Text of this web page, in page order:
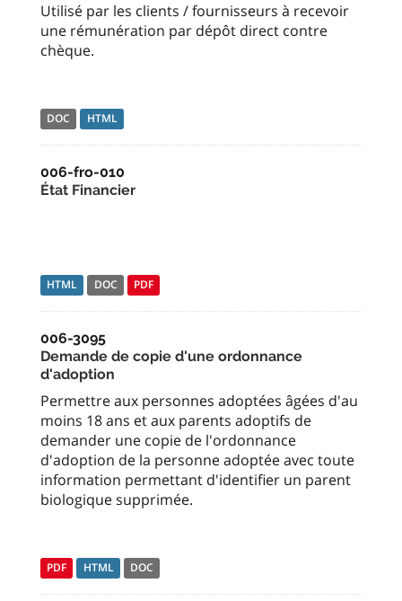
Utilisé par les clients / fournisseurs à recevoir
une rémunération par dépôt direct contre
chèque.
DOC HTML
006-fro-010
État Financier
HTML DOC PDF
006-3095
Demande de copie d'une ordonnance
d'adoption
Permettre aux personnes adoptées âgées d'au
moins 18 ans et aux parents adoptifs de
demander une copie de l'ordonnance
d'adoption de la personne adoptée avec toute
information permettant d'identifier un parent
biologique supprimée.
PDF HTML DOC